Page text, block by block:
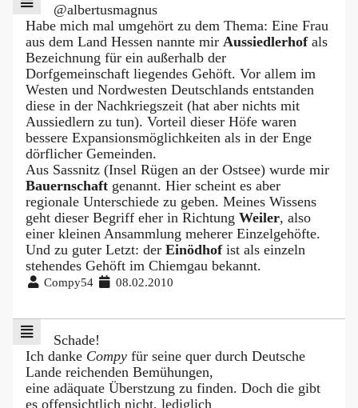
@albertusmagnus
Habe mich mal umgehört zu dem Thema: Eine Frau
aus dem Land Hessen nannte mir Aussiedlerhofals
Bezeichnung für ein außerhalb der
Dorfgemeinschaft liegendes Gehöft. Vor allem im
Westen und Nordwesten Deutschlands entstanden
diese in der Nachkriegszeit (hat aber nichts mit
Aussiedlern zu tun). Vorteil dieser Höfe waren
bessere Expansionsmöglichkeiten als in der Enge
dörflicher Gemeinden.
Aus Sassnitz (Insel Rügen an der Ostsee) wurde mir
Bauernschaft genannt. Hier scheint es aber
regionale Unterschiede zu geben. Meines Wissens
geht dieser Begriff eher in Richtung Weiler, also
einer kleinen Ansammlung meherer Einzelgehöfte.
Und zu guter Letzt: der Einödhofist als einzeln
stehendes Gehöft im Chiemgau bekannt.
Compy54 08.02.2010
Schade!
Ich danke Compy für seine quer durch Deutsche
Lande reichenden Bemühungen,
eine adäquate Überstzung zu finden. Doch die gibt
es offensichtlich nicht, lediglich